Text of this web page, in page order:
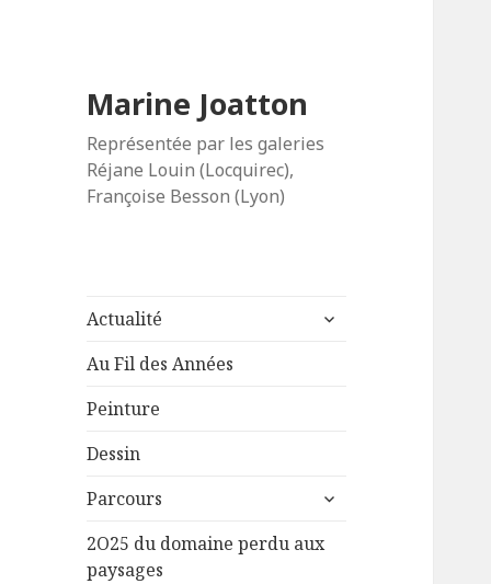
Marine Joatton
Représentée par les galeries
Réjane Louin (Locquirec),
Françoise Besson (Lyon)
Actualité
ouvrir
Au Fil des Années
Peinture
Dessin
Parcours
ouvrir
sous-
2O25 du domaine perdu aux
paysages